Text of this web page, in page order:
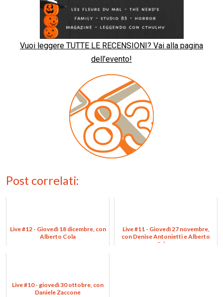
Vuoi leggere TUTTE LE RECENSIONI? Vai alla pagina
dell’evento!
Post correlati:
Live #12 - Giovedì 18 dicembre, con
Alberto Cola
Live #11 - Giovedì 27 novembre,
con Denise Antonietti e Alberto
Odone
Live #10 - giovedì 30 ottobre, con
Daniele Zaccone